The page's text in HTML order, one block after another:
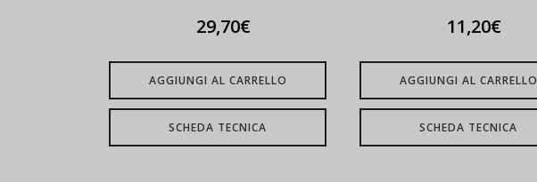
29,70€
AGGIUNGI AL CARRELLO
SCHEDA TECNICA
11,20€
AGGIUNGI AL CARRELLO
SCHEDA TECNICA